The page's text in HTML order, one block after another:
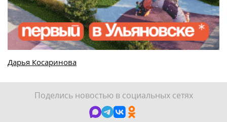
Дарья Косаринова
Поделись новостью в социальных сетях